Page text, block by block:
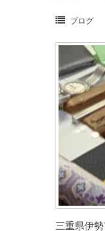
ブログ
三重県伊